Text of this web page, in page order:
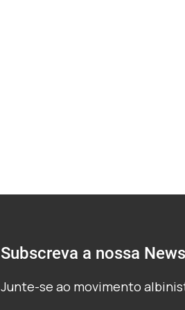
Subscreva a nossa
Junte-se ao movimento